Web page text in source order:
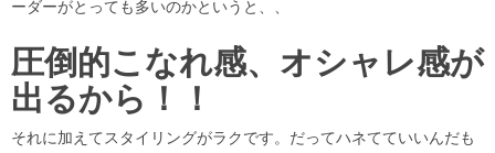
ーダーがとっても多いのかというと、、
圧倒的こなれ感、オシャレ感が
出るから！！
それに加えてスタイリングがラクです。だってハネてていいんだも